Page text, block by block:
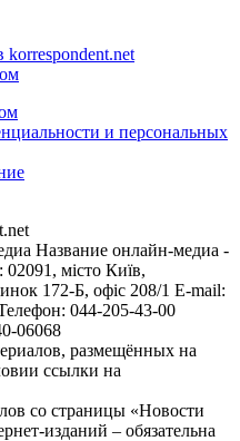
korrespondent.net
и персональных
Название онлайн-медиа -
місто Київ,
172-Б, офіс 208/1 E-mail:
044-205-43-00
06068
размещённых на
ссылки на
со страницы «Новости
изданий – обязательна